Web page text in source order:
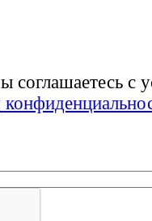
соглашаетесь с